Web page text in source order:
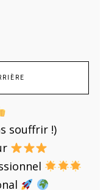
souffrir !)